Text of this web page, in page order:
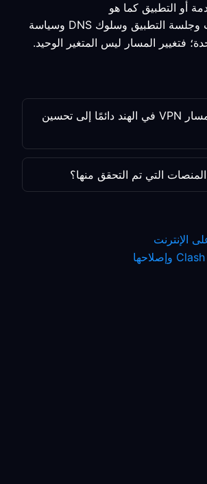
أو التطبيق كما هو
تحقق من الحساب وجلسة التطبيق وسلوك DNS وسياسة
فتغيير المسار ليس المتغير الوحيد.
هل سيؤدي مسار VPN في الهند دائمًا إلى تحسين
التي تم التحقق منها؟
الإنترنت